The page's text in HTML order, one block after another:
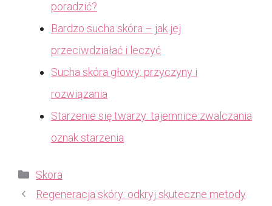
poradzić?
Bardzo sucha skóra – jak jej
przeciwdziałać i leczyć
Sucha skóra głowy: przyczyny i
rozwiązania
Starzenie się twarzy: tajemnice zwalczania
oznak starzenia
Kategorie
Skora
Regeneracja skóry: odkryj skuteczne metody